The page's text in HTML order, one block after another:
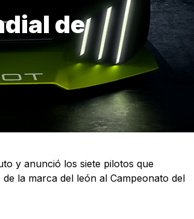
de
y anunció los siete pilotos que
la marca del león al Campeonato del